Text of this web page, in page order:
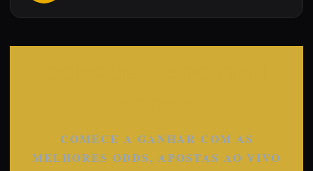
COMECE A GANHAR COM AS
MELHORES ODDS, APOSTAS AO VIVO